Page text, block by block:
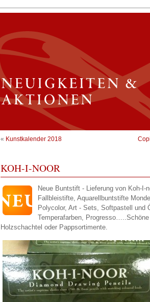
« Kunstkalender 2018
KOH-I-NOOR
Neue Buntstift - Lieferung von Koh-I-
Fallbleistifte, Aquarellbuntstifte
Polycolor, Art - Sets, Softpastell und
Temperafarben,
Holzschachtel oder Pappsortimente.